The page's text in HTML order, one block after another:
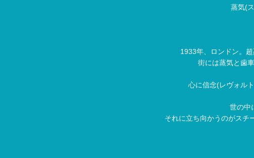
蒸気(
1933年、ロンドン。
街には蒸気と歯
心に信念(レヴォル
世の中
それに立ち向かうのがスチ